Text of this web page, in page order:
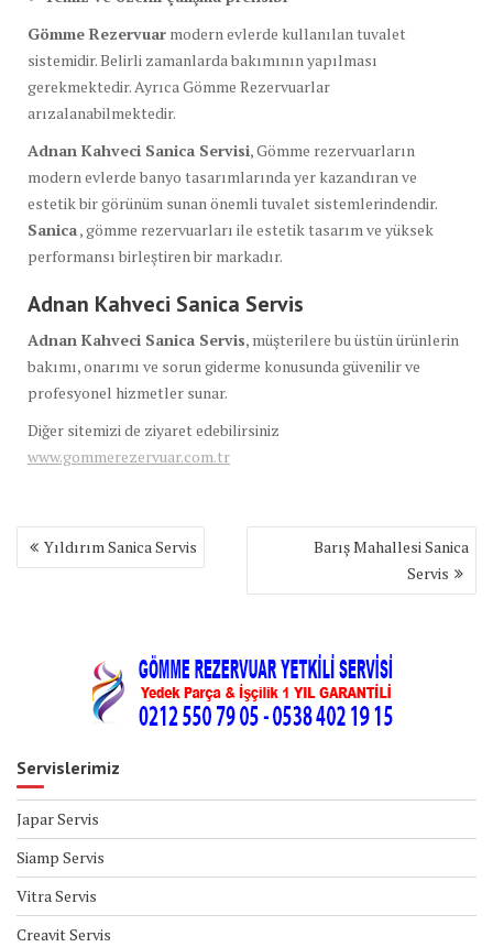
Gömme Rezervuar modern evlerde kullanılan tuvalet
sistemidir. Belirli zamanlarda bakımının yapılması
gerekmektedir. Ayrıca Gömme Rezervuarlar
arızalanabilmektedir.
Adnan Kahveci Sanica Servisi, Gömme rezervuarların
modern evlerde banyo tasarımlarında yer kazandıran ve
estetik bir görünüm sunan önemli tuvalet sistemlerindendir.
Sanica, gömme rezervuarları ile estetik tasarım ve yüksek
performansı birleştiren bir markadır.
Adnan Kahveci Sanica Servis
Adnan Kahveci Sanica Servis, müşterilere bu üstün ürünlerin
bakımı, onarımı ve sorun giderme konusunda güvenilir ve
profesyonel hizmetler sunar.
Diğer sitemizi de ziyaret edebilirsiniz
www.gommerezervuar.com.tr
Yazı
gezinmesi
Yıldırım Sanica Servis
Barış Mahallesi Sanica
Servis
Servislerimiz
Japar Servis
Siamp Servis
Vitra Servis
Creavit Servis